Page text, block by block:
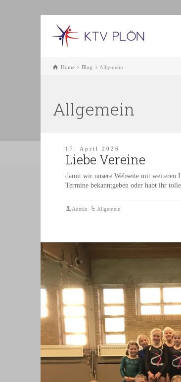
Home Blog Allgemein
Allgemein
17. April 2026
Liebe Vereine
damit wir unsere Webseite mit
Termine bekanntgeben oder habt ihr
Admin Allgemein